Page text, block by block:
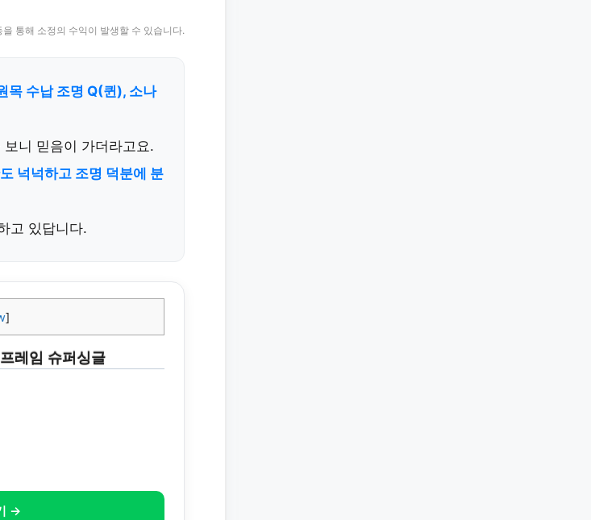
통해 소정의 수익이 발생할 수 있습니다.
목 수납 조명 Q(퀸), 소나
니 믿음이 가더라고요.
넉넉하고 조명 덕분에 분
고 있답니다.
]
레임 슈퍼싱글
→